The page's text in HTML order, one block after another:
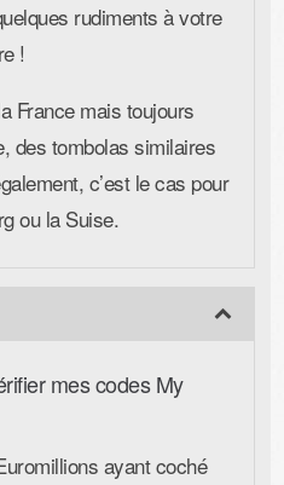
rudiments à votre
!
France mais toujours
des tombolas similaires
c’est le cas pour
ou la Suise.
mes codes My
ayant coché